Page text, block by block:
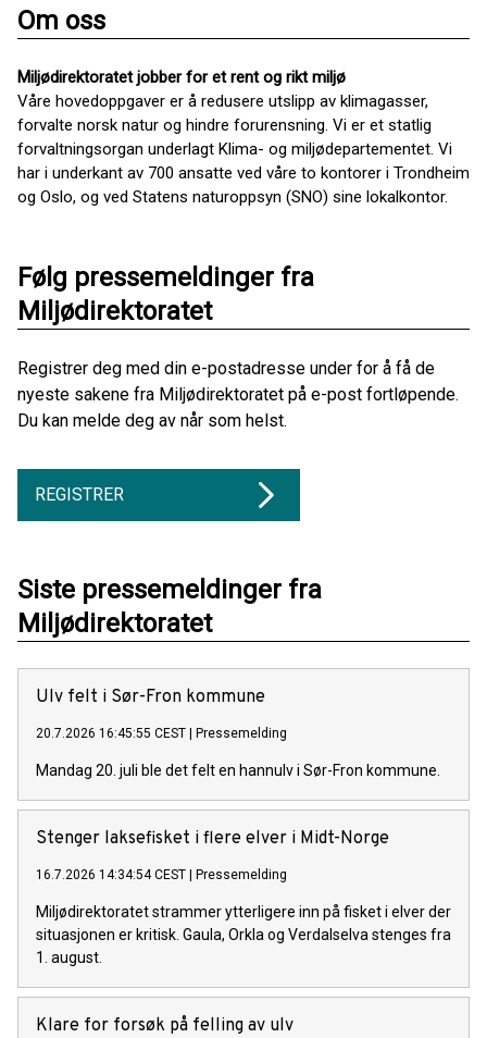
Om oss
Miljødirektoratet jobber for et rent og rikt miljø
Våre hovedoppgaver er å redusere utslipp av klimagasser,
forvalte norsk natur og hindre forurensning. Vi er et statlig
forvaltningsorgan underlagt Klima- og miljødepartementet. Vi
har i underkant av 700 ansatte ved våre to kontorer i Trondheim
og Oslo, og ved Statens naturoppsyn (SNO) sine lokalkontor.
Følg pressemeldinger fra
Miljødirektoratet
Registrer deg med din e-postadresse under for å få de
nyeste sakene fra Miljødirektoratet på e-post fortløpende.
Du kan melde deg av når som helst.
REGISTRER
Siste pressemeldinger fra
Miljødirektoratet
Ulv felt i Sør-Fron kommune
20.7.2026 16:45:55 CEST | Pressemelding
Mandag 20. juli ble det felt en hannulv i Sør-Fron kommune.
Stenger laksefisket i flere elver i Midt-Norge
16.7.2026 14:34:54 CEST | Pressemelding
Miljødirektoratet strammer ytterligere inn på fisket i elver der
situasjonen er kritisk. Gaula, Orkla og Verdalselva stenges fra
1. august.
Klare for forsøk på felling av ulv